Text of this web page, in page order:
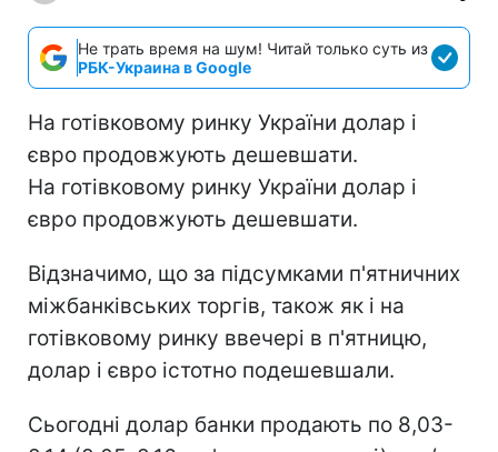
Не трать время на шум! Читай только суть из
РБК-Украина в Google
На готівковому ринку України долар і
євро продовжують дешевшати.
На готівковому ринку України долар і
євро продовжують дешевшати.
Відзначимо, що за підсумками п'ятничних
міжбанківських торгів, також як і на
готівковому ринку ввечері в п'ятницю,
долар і євро істотно подешевшали.
Сьогодні долар банки продають по 8,03-